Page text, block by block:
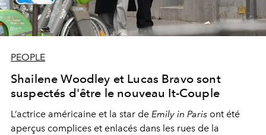
PEOPLE
Shailene Woodley et Lucas Bravo sont
suspectés d'être le nouveau It-Couple
L’actrice américaine et la star de Emily in Paris ont été
aperçus complices et enlacés dans les rues de la